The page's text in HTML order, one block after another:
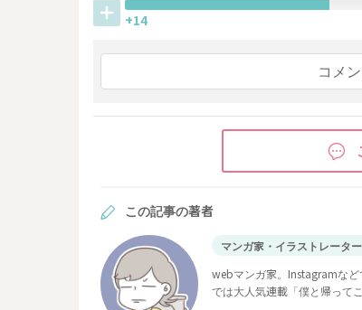
+14
コメ
この記事の著者
マンガ家・イラストレーター
webマンガ家。Instagramな
では大人気連載「僕と帰って